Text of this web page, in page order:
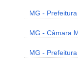
MG -
MG - Câmara
MG -